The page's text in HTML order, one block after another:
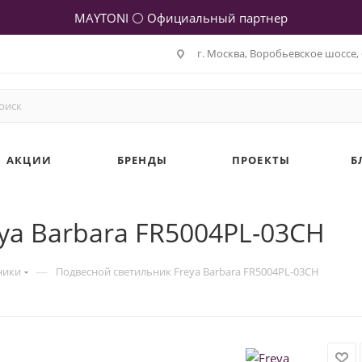
MAYTONI ⚪ Официальный партнер
г. Москва, Воробьевское шоссе,
АКЦИИ БРЕНДЫ ПРОЕКТЫ
Barbara FR5004PL-03CH
— Подвесной светильник Freya Barbara FR5004PL-03CH